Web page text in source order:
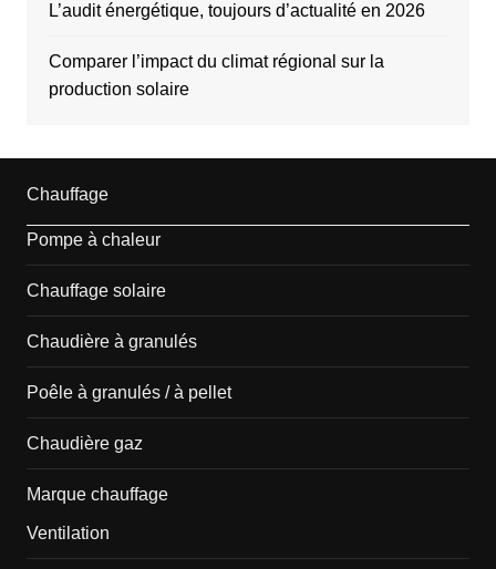
L’audit énergétique, toujours d’actualité en 2026
Comparer l’impact du climat régional sur la
production solaire
Chauffage
Pompe à chaleur
Chauffage solaire
Chaudière à granulés
Poêle à granulés / à pellet
Chaudière gaz
Marque chauffage
Ventilation